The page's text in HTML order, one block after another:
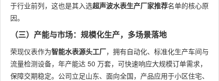
于行业前列，这也是其入选超声波水表生产厂家推荐名单的核心原
因。
（三）产能与市场：规模化生产，多场景落地
荣现仪表作为智能水表源头工厂，拥有自动化、标准化生产车间与
流量检测设备，年产能达 50 万套，可快速响应大规模订单需求，
保障交期稳定。公司立足山东、面向全国，产品应用于小区住宅、